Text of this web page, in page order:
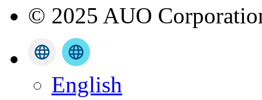
© 2025 AUO
English